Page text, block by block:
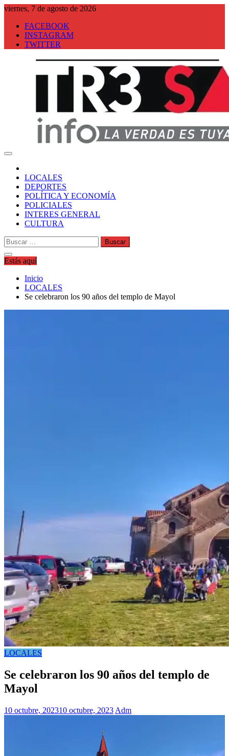
Saltar
contenido
viernes, 7 de agosto de 2026
FACEBOOK
INSTAGRAM
TWITTER
LOCALES
DEPORTES
POLÍTICA Y ECONOMÍA
POLICIALES
INTERES GENERAL
CULTURA
Buscar:
Estás aquí
Inicio
LOCALES
Se celebraron los 90 años del templo de Mayol
LOCALES
Se celebraron los 90 años del templo de
Mayol
10 octubre, 202310 octubre, 2023 Adm